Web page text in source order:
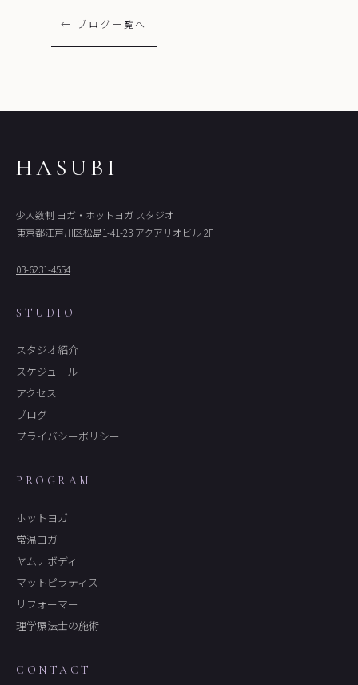
← ブログ一覧へ
HASUBI
少人数制 ヨガ・ホットヨガ スタジオ
東京都江戸川区松島1-41-23 アクアリオビル 2F
03-6231-4554
STUDIO
スタジオ紹介
スケジュール
アクセス
ブログ
プライバシーポリシー
PROGRAM
ホットヨガ
常温ヨガ
ヤムナボディ
マットピラティス
リフォーマー
理学療法士の施術
CONTACT